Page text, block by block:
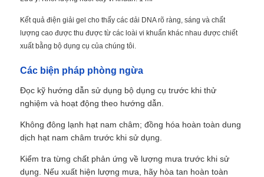
Kết quả điện giải gel cho thấy các dải DNA rõ ràng, sáng và chất
lượng cao được thu được từ các loài vi khuẩn khác nhau được chiết
xuất bằng bộ dụng cụ của chúng tôi.
Các biện pháp phòng ngừa
Đọc kỹ hướng dẫn sử dụng bộ dụng cụ trước khi thử
nghiệm và hoạt động theo hướng dẫn.
Không đông lạnh hạt nam châm; đồng hóa hoàn toàn dung
dịch hạt nam châm trước khi sử dụng.
Kiểm tra từng chất phản ứng về lượng mưa trước khi sử
dụng. Nếu xuất hiện lượng mưa, hãy hòa tan hoàn toàn